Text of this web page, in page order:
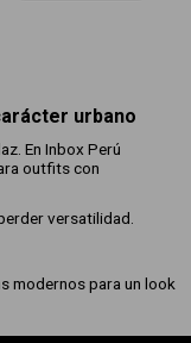
urbano
En Inbox Perú
outfits con
versatilidad.
modernos para un look